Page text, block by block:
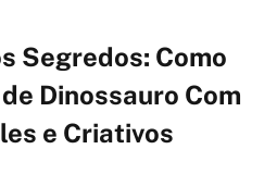
Segredos: Como
Dinossauro Com
e Criativos